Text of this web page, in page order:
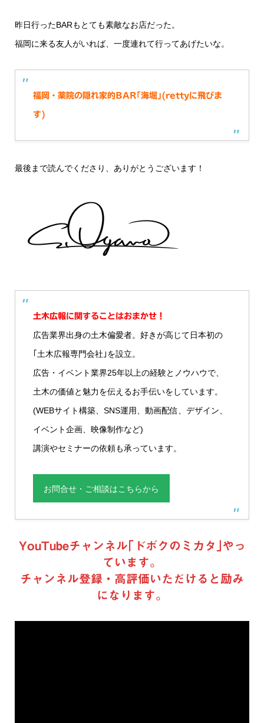
昨日行ったBARもとても素敵なお店だった。
福岡に来る友人がいれば、一度連れて行ってあげたいな。
福岡・薬院の隠れ家的BAR｢海堀｣(rettyに飛びま
す)
最後まで読んでくださり、ありがとうございます！
土木広報に関することはおまかせ！
広告業界出身の土木偏愛者。好きが高じて日本初の
｢土木広報専門会社｣を設立。
広告・イベント業界25年以上の経験とノウハウで、
土木の価値と魅力を伝えるお手伝いをしています。
(WEBサイト構築、SNS運用、動画配信、デザイン、
イベント企画、映像制作など)
講演やセミナーの依頼も承っています。
お問合せ・ご相談はこちらから
YouTubeチャンネル｢ドボクのミカタ｣やっ
ています。
チャンネル登録・高評価いただけると励み
になります。